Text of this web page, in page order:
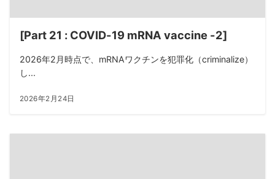
[Part 21 : COVID-19 mRNA vaccine -2]
2026年2月時点で、mRNAワクチンを犯罪化（criminalize）
し...
2026年2月24日